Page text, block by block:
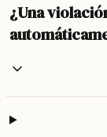
¿Una